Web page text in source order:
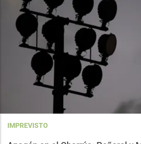
IMPREVISTO